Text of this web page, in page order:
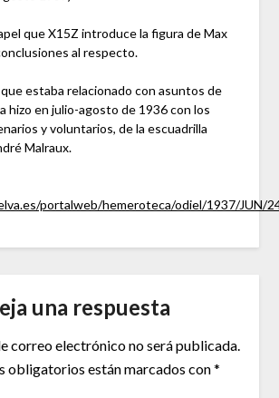
que X15Z introduce la figura de Max
al respecto.
estaba relacionado con asuntos de
hizo en julio-agosto de 1936 con los
y voluntarios, de la escuadrilla
Malraux.
portalweb/hemeroteca/odiel/1937/JUN/
una respuesta
correo electrónico no será publicada.
obligatorios están marcados con*